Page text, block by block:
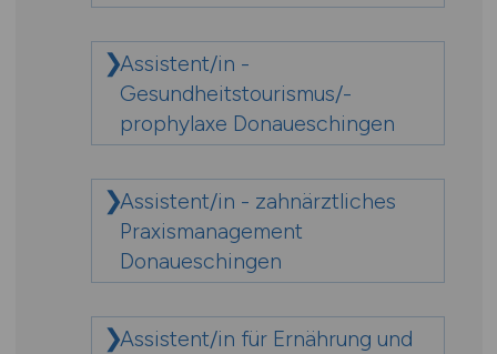
Assistent/in -
Gesundheitstourismus/-
prophylaxe Donaueschingen
Assistent/in - zahnärztliches
Praxismanagement
Donaueschingen
Assistent/in für Ernährung und